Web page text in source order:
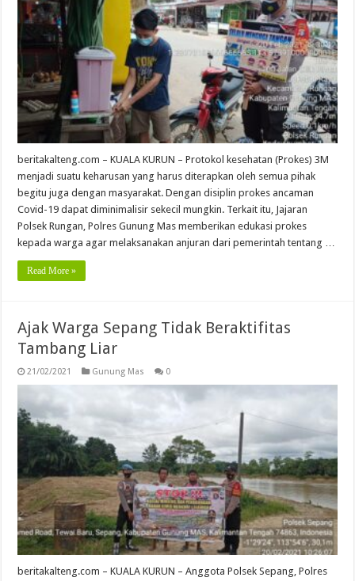
beritakalteng.com – KUALA KURUN – Protokol kesehatan (Prokes) 3M
menjadi suatu keharusan yang harus diterapkan oleh semua pihak
begitu juga dengan masyarakat. Dengan disiplin prokes ancaman
Covid-19 dapat diminimalisir sekecil mungkin. Terkait itu, Jajaran
Polsek Rungan, Polres Gunung Mas memberikan edukasi prokes
kepada warga agar melaksanakan anjuran dari pemerintah tentang …
Read More »
Ajak Warga Sepang Tidak Beraktifitas
Tambang Liar
21/02/2021 Gunung Mas 0
beritakalteng.com – KUALA KURUN – Anggota Polsek Sepang, Polres